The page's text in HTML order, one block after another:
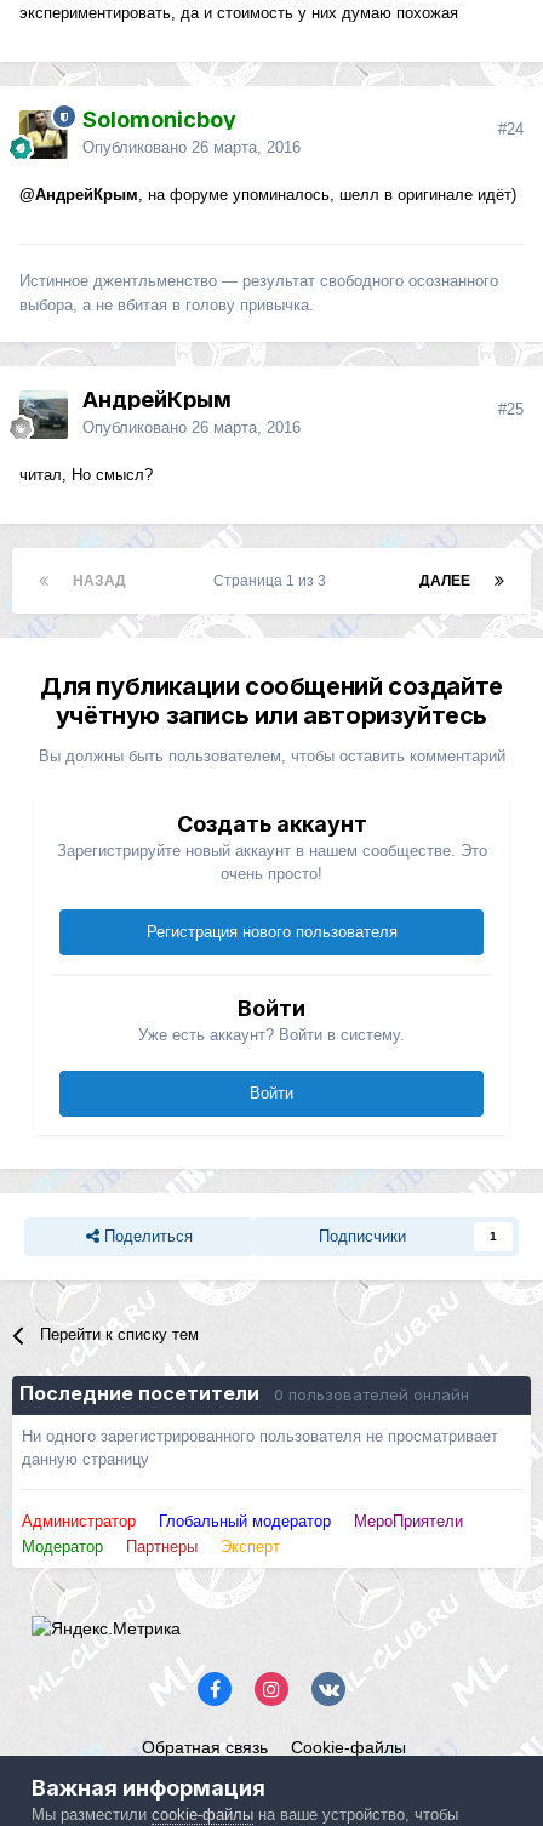
экспериментировать, да и стоимость у них думаю похожая
Solomonicboy
Опубликовано 26 марта, 2016
#24
@АндрейКрым, на форуме упоминалось, шелл в оригинале идёт)
Истинное джентльменство — результат свободного осознанного
выбора, а не вбитая в голову привычка.
АндрейКрым
Опубликовано 26 марта, 2016
#25
читал, Но смысл?
НАЗАД ДАЛЕЕ
Страница 1 из 3
Для публикации сообщений создайте
учётную запись или авторизуйтесь
Вы должны быть пользователем, чтобы оставить комментарий
Создать аккаунт
Зарегистрируйте новый аккаунт в нашем сообществе. Это
очень просто!
Регистрация нового пользователя
Войти
Уже есть аккаунт? Войти в систему.
Войти
Поделиться Подписчики 1
Перейти к списку тем
Последние посетители 0 пользователей онлайн
Ни одного зарегистрированного пользователя не просматривает
данную страницу
Администратор Глобальный модератор
МероПриятели
Модератор
Партнеры Эксперт
Обратная связь Cookie-файлы
Powered by Invision Community
Важная информация
Мы разместилиcookie-файлы на ваше устройство, чтобы